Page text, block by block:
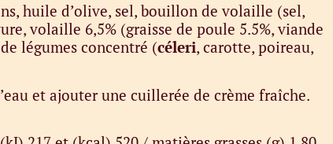
huile d’olive, sel, bouillon de volaille (sel,
volaille 6,5% (graisse de poule 5.5%, viande
légumes concentré (céleri, carotte, poireau,
et ajouter une cuillerée de crème fraîche.